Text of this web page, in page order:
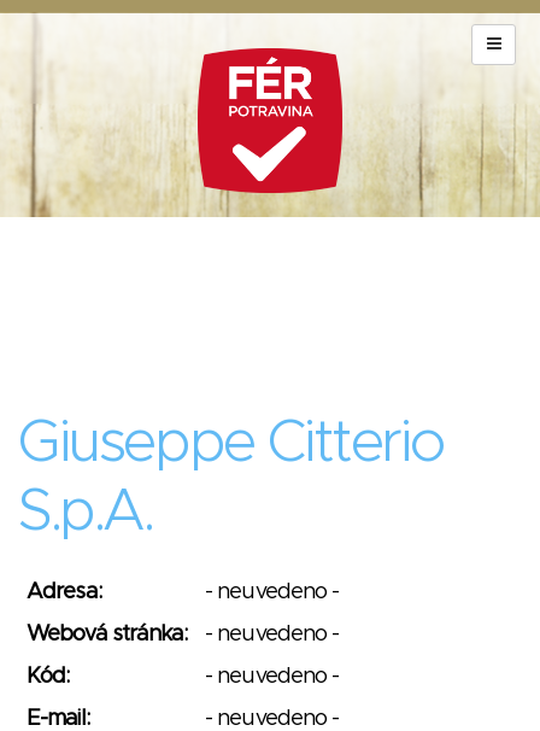
Giuseppe Citterio
S.p.A.
Adresa:
- neuvedeno -
Webová stránka:
- neuvedeno -
Kód:
- neuvedeno -
E-mail:
- neuvedeno -